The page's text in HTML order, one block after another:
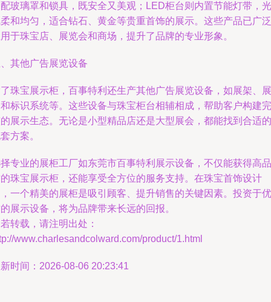
玻璃罩和锁具，既安全又美观；LED柜台则内置节能灯带，光
和均匀，适合钻石、黄金等贵重首饰的展示。这些产品已广泛
于珠宝店、展览会和商场，提升了品牌的专业形象。
其他广告展览设备
珠宝展示柜，百事特利还生产其他广告展览设备，如展架、展
标识系统等。这些设备与珠宝柜台相辅相成，帮助客户构建完
展示生态。无论是小型精品店还是大型展会，都能找到合适的
方案。
专业的展柜工厂如东莞市百事特利展示设备，不仅能获得高品
珠宝展示柜，还能享受全方位的服务支持。在珠宝首饰设计
一个精美的展柜是吸引顾客、提升销售的关键因素。投资于优
展示设备，将为品牌带来长远的回报。
转载，请注明出处：
www.charlesandcolward.com/product/1.html
时间：2026-08-06 20:23:41